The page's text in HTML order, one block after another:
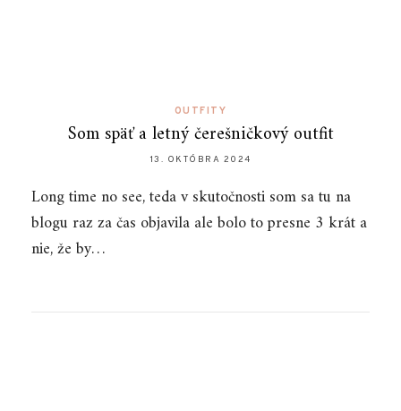
OUTFITY
Som späť a letný čerešničkový outfit
13. OKTÓBRA 2024
Long time no see, teda v skutočnosti som sa tu na
blogu raz za čas objavila ale bolo to presne 3 krát a
nie, že by…